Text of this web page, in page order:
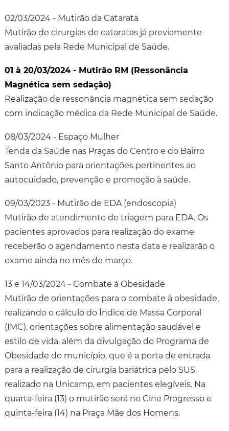
02/03/2024 - Mutirão da Catarata
Mutirão de cirurgias de cataratas já previamente
avaliadas pela Rede Municipal de Saúde.
01 à 20/03/2024 - Mutirão RM (Ressonância
Magnética sem sedação)
Realização de ressonância magnética sem sedação
com indicação médica da Rede Municipal de Saúde.
08/03/2024 - Espaço Mulher
Tenda da Saúde nas Praças do Centro e do Bairro
Santo Antônio para orientações pertinentes ao
autocuidado, prevenção e promoção à saúde.
09/03/2023 - Mutirão de EDA (endoscopia)
Mutirão de atendimento de triagem para EDA. Os
pacientes aprovados para realização do exame
receberão o agendamento nesta data e realizarão o
exame ainda no mês de março.
13 e 14/03/2024 - Combate à Obesidade
Mutirão de orientações para o combate à obesidade,
realizando o cálculo do Índice de Massa Corporal
(IMC), orientações sobre alimentação saudável e
estilo de vida, além da divulgação do Programa de
Obesidade do município, que é a porta de entrada
para a realização de cirurgia bariátrica pelo SUS,
realizado na Unicamp, em pacientes elegíveis. Na
quarta-feira (13) o mutirão será no Cine Progresso e
quinta-feira (14) na Praça Mãe dos Homens.